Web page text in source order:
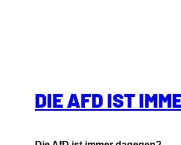
DIE AFD IST